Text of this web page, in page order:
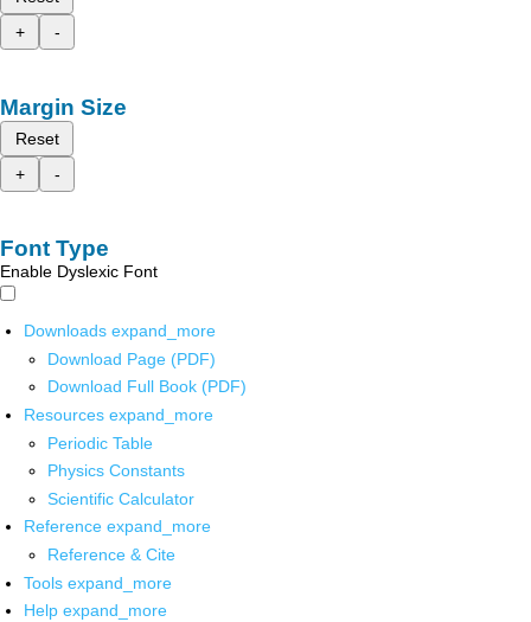
+
-
Margin Size
Reset
+
-
Font Type
Enable Dyslexic Font
Downloads expand_more
Download Page (PDF)
Download Full Book (PDF)
Resources expand_more
Periodic Table
Physics Constants
Scientific Calculator
Reference expand_more
Reference & Cite
Tools expand_more
Help expand_more